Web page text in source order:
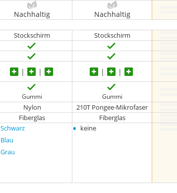
Nachhaltig Nachhaltig
Stockschirm Stockschirm
Gummi Gummi
Nylon 210T Pongee-Mikrofaser
Fiberglas Fiberglas
Schwarz
Blau
Grau
• keine